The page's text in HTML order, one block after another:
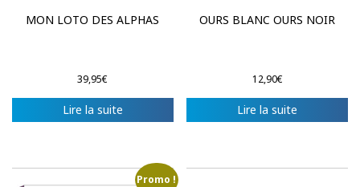
MON LOTO DES ALPHAS
39,95€
Lire la suite
OURS BLANC OURS NOIR
12,90€
Lire la suite
Promo !